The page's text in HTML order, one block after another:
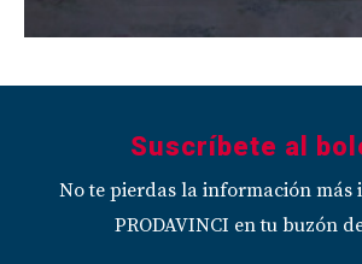
Suscríbete al
No te pierdas la información más
PRODAVINCI en tu buzón